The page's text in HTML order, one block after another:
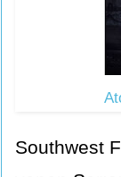
Southwest